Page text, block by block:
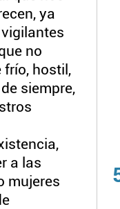
ya
no
frío, hostil,
siempre,
a las
mujeres